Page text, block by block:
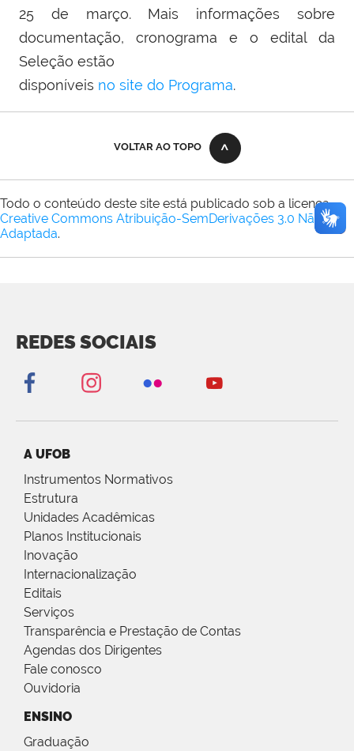
25 de março. Mais informações sobre
documentação, cronograma e o edital da
Seleção estão
disponíveis no site do Programa.
VOLTAR AO TOPO
Todo o conteúdo deste site está publicado sob a licença
Creative Commons Atribuição-SemDerivações 3.0 Não
Adaptada.
REDES SOCIAIS
A UFOB
Instrumentos Normativos
Estrutura
Unidades Acadêmicas
Planos Institucionais
Inovação
Internacionalização
Editais
Serviços
Transparência e Prestação de Contas
Agendas dos Dirigentes
Fale conosco
Ouvidoria
ENSINO
Graduação